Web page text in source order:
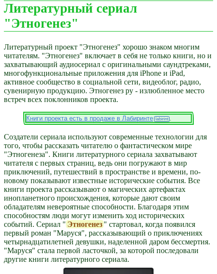
Литературный сериал
"Этногенез"
Литературный проект "Этногенез" хорошо знаком многим
читателям. "Этногенез" включает в себя не только книги, но и
захватывающий аудиосериал с оригинальными саундтреками,
многофункциональные приложения для iPhone и iPad,
активное сообщество в социальной сети, видеоблог, радио,
сувенирную продукцию. Этногенез ру - излюбленное место
встреч всех поклонников проекта.
Книги проекта есть в продаже в Лабиринте
Создатели сериала используют современные технологии для
того, чтобы рассказать читателю о фантастическом мире
"Этногенеза". Книги литературного сериала захватывают
читателя с первых страниц, ведь они погружают в мир
приключений, путешествий в пространстве и времени, по-
новому показывают известные исторические события. Все
книги проекта рассказывают о магических артефактах
инопланетного происхождения, которые дают своим
обладателям невероятные способности. Благодаря этим
способностям люди могут изменить ход исторических
событий. Сериал " Этногенез " стартовал, когда появился
первый роман "Маруся", рассказывающий о приключениях
четырнадцатилетней девушки, наделенной даром бессмертия.
"Маруся" стала первой ласточкой, за которой последовали
другие книги литературного сериала.